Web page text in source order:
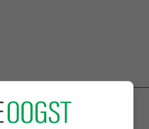
van mishandelde